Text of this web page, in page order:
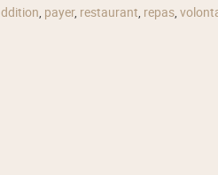
, payer, restaurant, repas,